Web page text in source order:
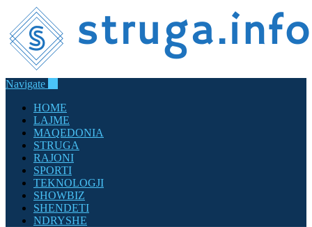
Navigate
HOME
LAJME
MAQEDONIA
STRUGA
RAJONI
SPORTI
TEKNOLOGJI
SHOWBIZ
SHENDETI
NDRYSHE